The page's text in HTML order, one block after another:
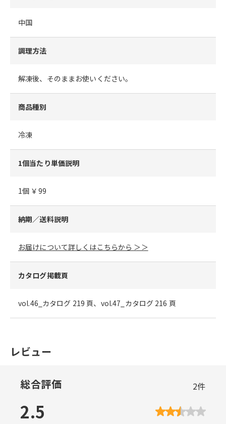
中国
調理方法
解凍後、そのままお使いください。
商品種別
冷凍
1個当たり単価説明
1個 ￥99
納期／送料説明
お届けについて詳しくはこちらから ＞＞
カタログ掲載頁
vol.46_カタログ 219 頁、vol.47_カタログ 216 頁
レビュー
総合評価 2件
2.5